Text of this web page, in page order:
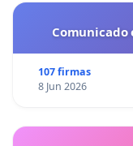
Comunicado
107 firmas
8 Jun 2026